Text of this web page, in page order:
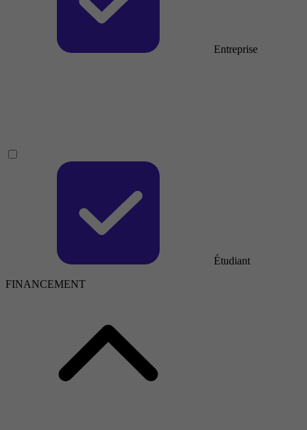
Entreprise
Étudiant
FINANCEMENT